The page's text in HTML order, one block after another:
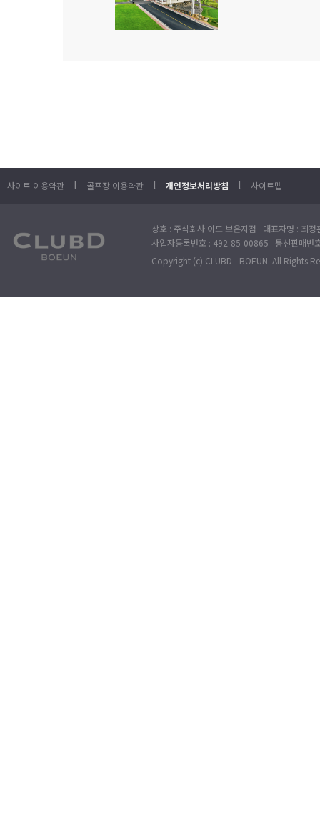
사이트 이용약관 l 골프장 이용약관 l 개인정보처리방침 l 사이트맵
상호 : 주식회사 이도 보은지점 대표자명 : 최
사업자등록번호 : 492-85-00865 통신판매
Copyright (c) CLUBD - BOEUN. All Rights